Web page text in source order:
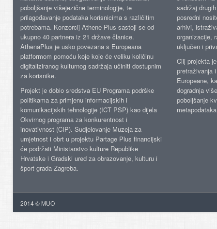
poboljšanje višejezične terminologije, te
prilagođavanje podataka korisnicima s različitim
potrebama. Konzorcij Athene Plus sastoji se od
ukupno 40 partnera iz 21 države članice.
AthenaPlus je usko povezana s Europeana
platformom pomoću koje koje će veliku količinu
digitaliziranog kulturnog sadržaja učiniti dostupnim
za korisnike.
Projekt je dobio sredstva EU Programa podrške
politikama za primjenu informacijskih i
komunikacijskih tehnologije (ICT PSP) kao dijela
Okvirnog programa za konkurentnost i
inovativnost (CIP). Sudjelovanje Muzeja za
umjetnost i obrt u projektu Partage Plus financijski
će podržati Ministarstvo kulture Republike
Hrvatske i Gradski ured za obrazovanje, kulturu i
šport grada Zagreba.
sadržaj
posredni
arhivi,
organizacije,
uključen i
Cilj projekta
pretraživanja
Europeane,
dogradnja
poboljšanje
2014 © MUO